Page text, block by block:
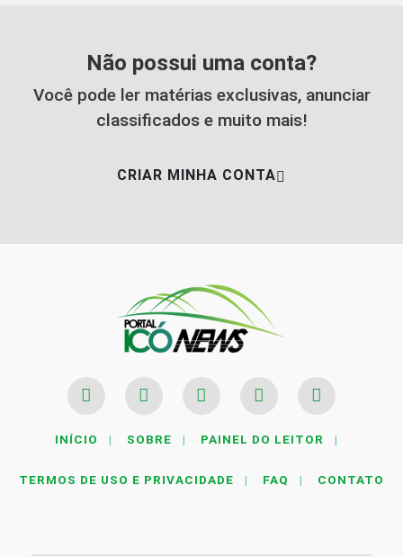
Não possui uma conta?
Você pode ler matérias exclusivas, anunciar
classificados e muito mais!
CRIAR MINHA CONTA
INÍCIO | SOBRE | PAINEL DO LEITOR |
TERMOS DE USO E PRIVACIDADE | FAQ | CONTATO